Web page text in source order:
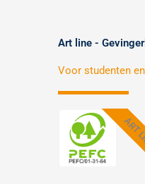
Art line -
Voor studenten
ART